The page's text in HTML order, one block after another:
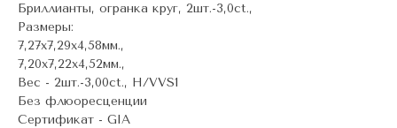
Бриллианты, огранка круг, 2шт.-3,0ct.,
Размеры:
7,27х7,29x4,58мм.,
7,20х7,22x4,52мм.,
Вес - 2шт.-3,00ct., H/VVS1
Без флюоресценции
Сертификат - GIA